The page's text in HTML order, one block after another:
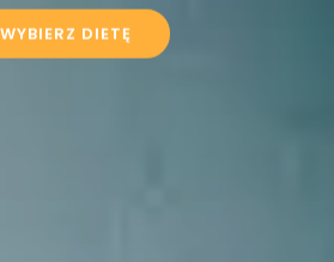
WYBIERZ DIETĘ